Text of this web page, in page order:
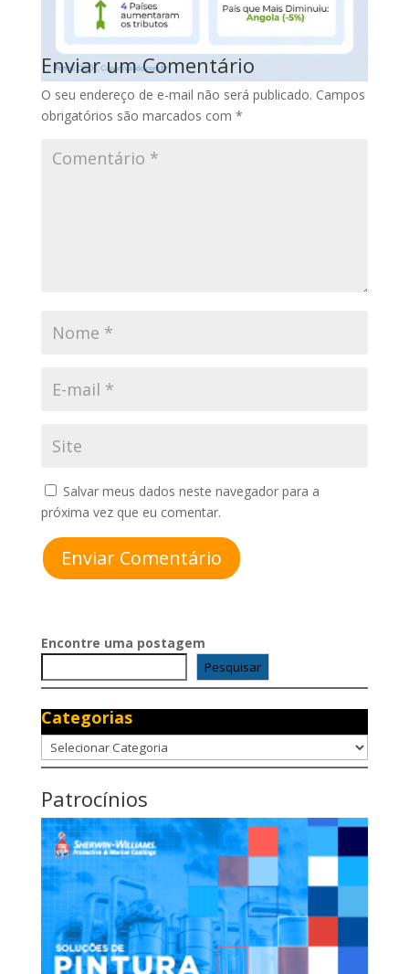
Enviar um Comentário
O seu endereço de e-mail não será publicado. Campos
obrigatórios são marcados com *
Salvar meus dados neste navegador para a
próxima vez que eu comentar.
Enviar Comentário
Encontre uma postagem
Pesquisar
Categorias
Categorias
Patrocínios